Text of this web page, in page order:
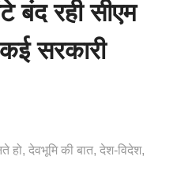
रही सीएम
सरकारी
हो देवभूमि की बात देश-विदेश